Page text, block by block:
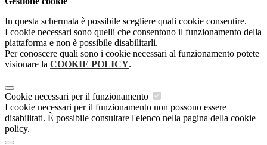
In questa schermata è possibile scegliere quali cookie consentire.
I cookie necessari sono quelli che consentono il funzionamento della
piattaforma e non è possibile disabilitarli.
Per conoscere quali sono i cookie necessari al funzionamento potete
visionare la COOKIE POLICY.
Cookie necessari per il funzionamento
I cookie necessari per il funzionamento non possono essere
disabilitati. È possibile consultare l'elenco nella pagina della cookie
policy.